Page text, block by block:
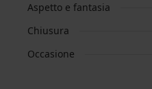
Aspetto e fantasia
Chiusura
Occasione